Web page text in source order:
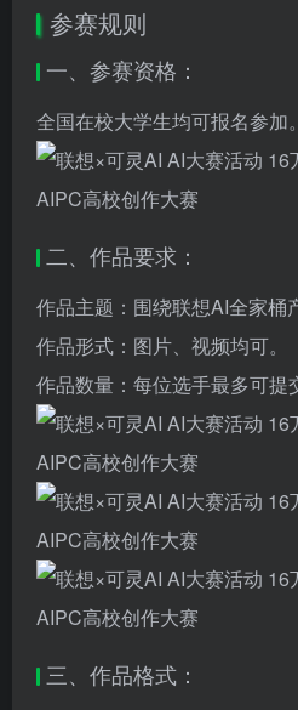
参赛规则
一、参赛资格：
全国在校大学生均可报名参加。
二、作品要求：
作品主题：围绕联想AI全家桶
作品形式：图片、视频均可。
作品数量：每位选手最多可提
三、作品格式：